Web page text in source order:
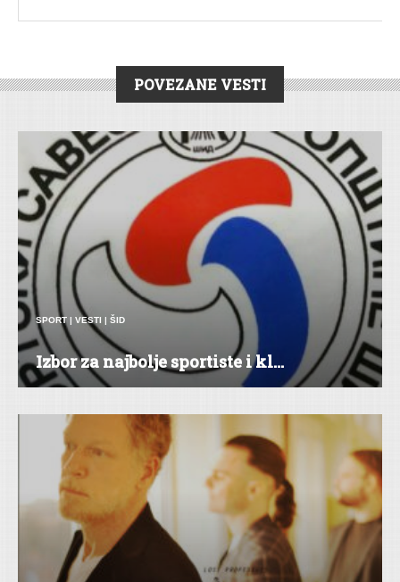
POVEZANE VESTI
SPORT | VESTI | ŠID
Izbor za najbolje sportiste i kl...